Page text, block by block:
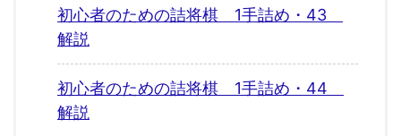
初心者のための詰将棋 1手詰め・43
解説
初心者のための詰将棋 1手詰め・44
解説